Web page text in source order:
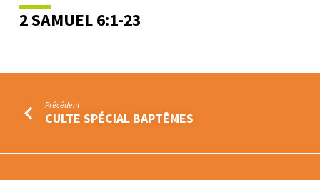
2 SAMUEL 6:1-23
Précédent
CULTE SPÉCIAL BAPTÊMES